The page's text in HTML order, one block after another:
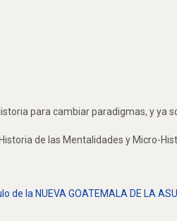
para cambiar paradigmas, y ya
de las Mentalidades y Micro-
la NUEVA GOATEMALA DE LA